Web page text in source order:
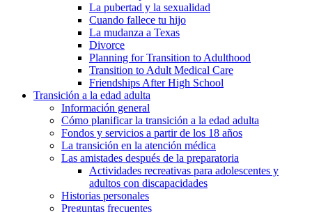
La pubertad y la sexualidad
Cuando fallece tu hijo
La mudanza a Texas
Divorce
Planning for Transition to Adulthood
Transition to Adult Medical Care
Friendships After High School
Transición a la edad adulta
Información general
Cómo planificar la transición a la edad adulta
Fondos y servicios a partir de los 18 años
La transición en la atención médica
Las amistades después de la preparatoria
Actividades recreativas para adolescentes y
adultos con discapacidades
Historias personales
Preguntas frecuentes